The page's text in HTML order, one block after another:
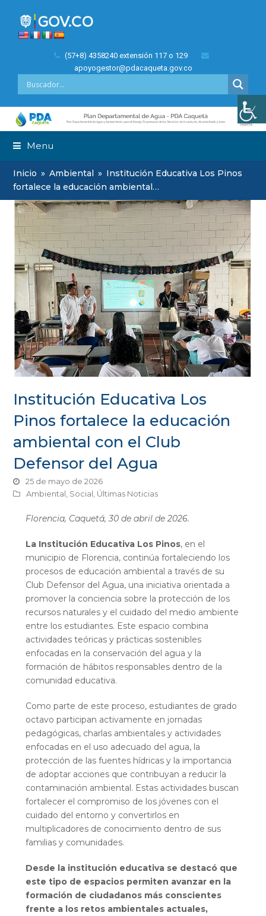
(57+8) 4358240 extensión 117 o 129
apoyogestor@pdacaqueta.gov.co
Menu
Inicio » Ambiental » Institución Educativa Los Pinos
fortalece la educación ambiental…
Institución Educativa Los
Pinos fortalece la educación
ambiental con el Club
Defensor del Agua
25 de mayo de 2026
Ambiental Social Últimas Noticias
Florencia, Caquetá, 30 de abril de 2026.
La Institución Educativa Los Pinos, en el
municipio de Florencia, continúa fortaleciendo los
procesos de educación ambiental a través de su
Club Defensor del Agua, una iniciativa orientada a
promover la conciencia sobre la protección de los
recursos naturales y el cuidado del medio ambiente
entre los estudiantes. Este espacio combina
actividades teóricas y prácticas sostenibles
enfocadas en la conservación del agua y la
formación de hábitos responsables dentro de la
comunidad educativa.
Como parte de este proceso, estudiantes de grado
octavo participan activamente en jornadas
pedagógicas, charlas ambientales y actividades
enfocadas en el uso adecuado del agua, la
protección de las fuentes hídricas y la importancia
de adoptar acciones que contribuyan a reducir la
contaminación ambiental. Estas actividades buscan
fortalecer el compromiso de los jóvenes con el
cuidado del entorno y convertirlos en
multiplicadores de conocimiento dentro de sus
familias y comunidades.
Desde la institución educativa se destacó que
este tipo de espacios permiten avanzar en la
formación de ciudadanos más conscientes
frente a los retos ambientales actuales,